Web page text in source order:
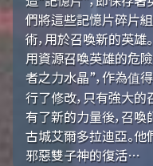
們將這些記憶片碎片組
術，用於召喚新的英雄
用資源召喚英雄的危
者之力水晶”，作為值
行了修改，只有強大
有了新的力量後，召
古城艾爾多拉迪亞。
邪惡雙子神的復活…